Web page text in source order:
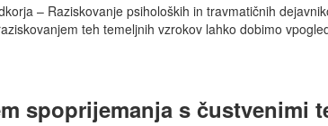
– Raziskovanje psiholoških in travmatičnih
teh temeljnih vzrokov lahko dobimo
spoprijemanja s čustvenimi